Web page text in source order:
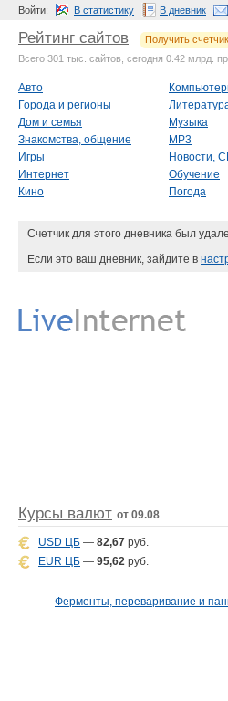
Войти: В статистику В дневник
Рейтинг сайтов
Получить счетчик
Всего 301 тыс. сайтов, сегодня 0.42 млрд.
Авто
Города и регионы
Дом и семья
Знакомства, общение
Игры
Интернет
Кино
Музыка
MP3
Новости,
Обучение
Погода
Счетчик для этого дневника был
Если это ваш дневник, зайдите в
Курсы валют от 09.08
USD ЦБ — 82,67 руб.
EUR ЦБ — 95,62 руб.
Ферменты, переваривание и